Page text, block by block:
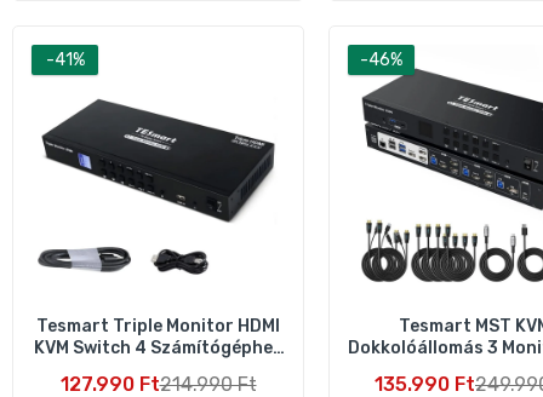
-41%
Tesmart Triple Monitor HDMI
KVM Switch 4 Számítógéphez
127.990 Ft214.990 Ft
-46%
Tesmart MST
Dokkolóállomás 3
135.990 Ft